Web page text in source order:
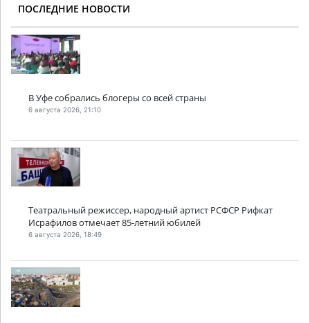
ПОСЛЕДНИЕ НОВОСТИ
В Уфе собрались блогеры со всей страны
6 августа 2026, 21:10
Театральный режиссер, народный артист РСФСР Рифкат
Исрафилов отмечает 85-летний юбилей
6 августа 2026, 18:49